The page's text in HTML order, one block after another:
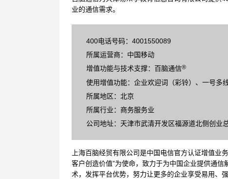
业的通信需求。
400电话号码：4001550089
所属运营商：中国移动
增值功能与技术支撑：百脑通信®
使用增值功能：企业欢迎词（彩铃）、一号多
所属地区：北京
所属行业：商务服务业
公司地址：天津市武清开发区福源道北侧创业
上海百脑经贸有限公司是中国电信官方认证增值
客户创造价值”为使命，致力于为中国企业提供通
术，发挥平台优势，努力让更多的企业享受易用、